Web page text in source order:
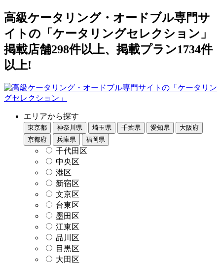
高級ケータリング・オードブル専門サ
イトの「ケータリングセレクション」
掲載店舗298件以上、掲載プラン1734件
以上!
エリアから探す
東京都 神奈川県 埼玉県 千葉県 愛知県
大阪府
京都府
兵庫県 福岡県
千代田区
中央区
港区
新宿区
文京区
台東区
墨田区
江東区
品川区
目黒区
大田区